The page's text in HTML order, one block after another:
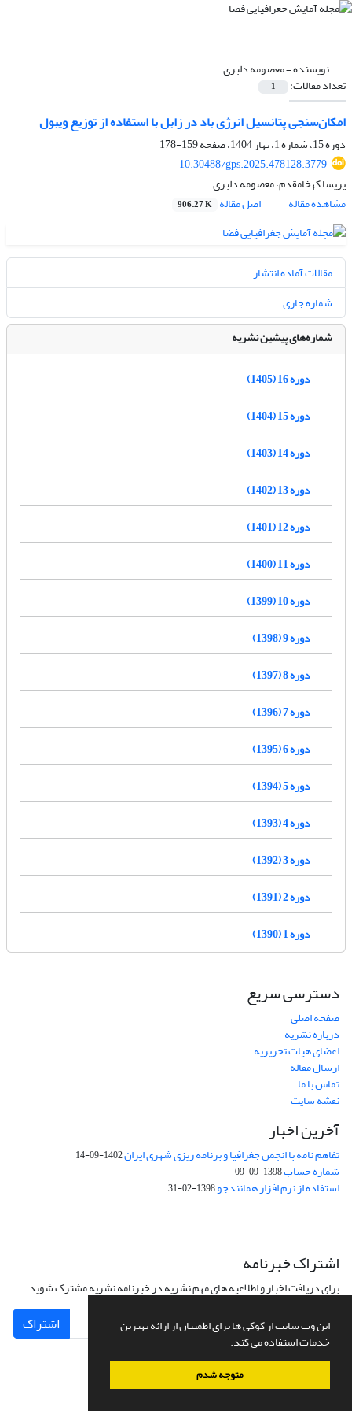
این وب سایت از کوکی ها برای اطمینان از ارائه بهترین
خدمات استفاده می کند.
متوجه شدم
نویسنده =معصومه دلبری
تعداد مقالات: 1
امکان‌سنجی پتانسیل انرژی باد در زابل با استفاده از توزیع ویبول
دوره 15، شماره 1، بهار 1404، صفحه
159-178
10.30488/gps.2025.478128.3779
پریسا کهخامقدم، معصومه دلبری
مشاهده مقاله
اصل مقاله 906.27 K
مقالات آماده انتشار
شماره جاری
شماره‌های پیشین نشریه
دوره 16 (1405)
دوره 15 (1404)
دوره 14 (1403)
دوره 13 (1402)
دوره 12 (1401)
دوره 11 (1400)
دوره 10 (1399)
دوره 9 (1398)
دوره 8 (1397)
دوره 7 (1396)
دوره 6 (1395)
دوره 5 (1394)
دوره 4 (1393)
دوره 3 (1392)
دوره 2 (1391)
دوره 1 (1390)
دسترسی سریع
صفحه اصلی
درباره نشریه
اعضای هیات تحریریه
ارسال مقاله
تماس با ما
نقشه سایت
آخرین اخبار
تفاهم نامه با انجمن جغرافیا و برنامه ریزی شهری ایران1402-09-14
شماره حساب1398-09-09
استفاده از نرم افزار همانندجو1398-02-31
اشتراک خبرنامه
برای دریافت اخبار و اطلاعیه های مهم نشریه در خبرنامه نشریه مشترک شوید.
اشتراک
سامانه مدیریت نشریات علمی.طراحی و پیاده سازی ازسیناوب